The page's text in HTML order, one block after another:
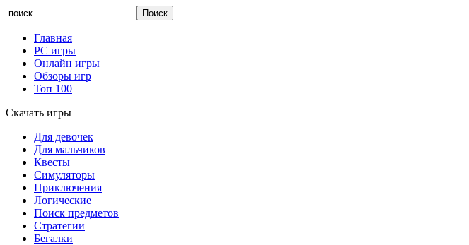
Главная
PC игры
Онлайн игры
Обзоры игр
Топ 100
Скачать игры
Для девочек
Для мальчиков
Квесты
Симуляторы
Приключения
Логические
Поиск предметов
Стратегии
Бегалки